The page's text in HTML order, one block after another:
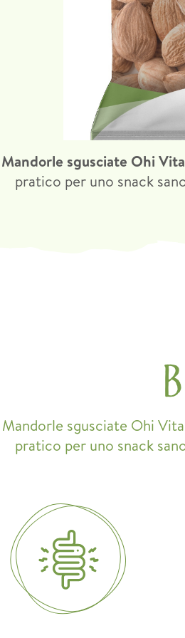
Mandorle sgusciate Ohi
pratico per uno snack
Mandorle sgusciate Ohi
pratico per uno snack